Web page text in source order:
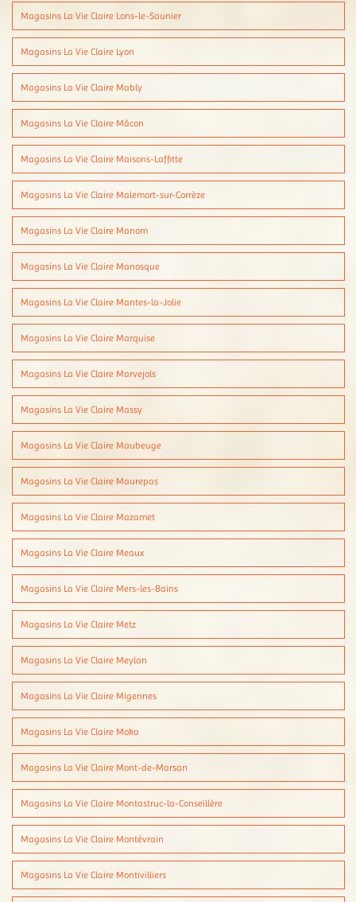
Magasins La Vie Claire Lons-le-Saunier
Magasins La Vie Claire Lyon
Magasins La Vie Claire Mably
Magasins La Vie Claire Mâcon
Magasins La Vie Claire Maisons-Laffitte
Magasins La Vie Claire Malemort-sur-Corrèze
Magasins La Vie Claire Manom
Magasins La Vie Claire Manosque
Magasins La Vie Claire Mantes-la-Jolie
Magasins La Vie Claire Marquise
Magasins La Vie Claire Marvejols
Magasins La Vie Claire Massy
Magasins La Vie Claire Maubeuge
Magasins La Vie Claire Maurepas
Magasins La Vie Claire Mazamet
Magasins La Vie Claire Meaux
Magasins La Vie Claire Mers-les-Bains
Magasins La Vie Claire Metz
Magasins La Vie Claire Meylan
Magasins La Vie Claire Migennes
Magasins La Vie Claire Moka
Magasins La Vie Claire Mont-de-Marsan
Magasins La Vie Claire Montastruc-la-Conseillère
Magasins La Vie Claire Montévrain
Magasins La Vie Claire Montivilliers